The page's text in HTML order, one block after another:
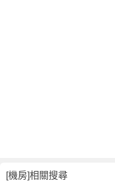
[機房]相關搜尋